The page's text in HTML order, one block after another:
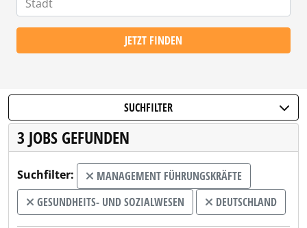
JETZT FINDEN
SUCHFILTER
3 JOBS GEFUNDEN
Suchfilter:
MANAGEMENT FÜHRUNGSKRÄFTE
GESUNDHEITS- UND SOZIALWESEN
DEUTSCHLAND